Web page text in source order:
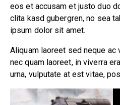
eos et accusam et justo duo
clita kasd gubergren, no sea
ipsum dolor sit amet.
Aliquam laoreet sed neque ac
nec quam laoreet, in viverra
urna, vulputate at est vitae,